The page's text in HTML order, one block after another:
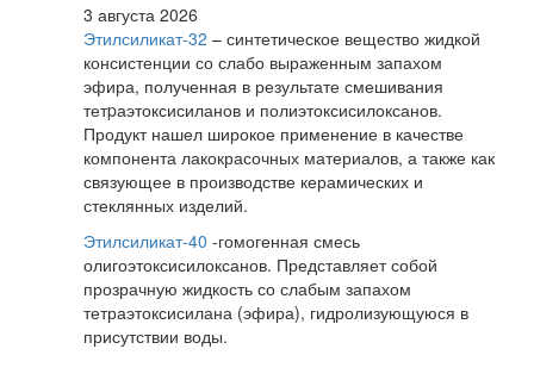
3 августа 2026
Этилсиликат-32 – синтетическое вещество жидкой
консистенции со слабо выраженным запахом
эфира, полученная в результате смешивания
тетpаэтоксисиланов и полиэтоксисилоксанов.
Продукт нашел широкое применение в качестве
компонента лакокрасочных материалов, а также как
связующее в производстве керамических и
стеклянных изделий.
Этилсиликат-40 -гомогенная смесь
олигоэтоксисилоксанов. Представляет собой
прозрачную жидкость со слабым запахом
тетраэтоксисилана (эфира), гидролизующуюся в
присутствии воды.